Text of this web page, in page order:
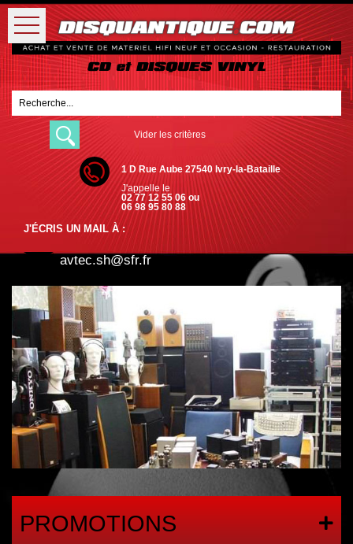
Vider les critères
1 D Rue Aube 27540 Ivry-la-Bataille
J'appelle le
02 77 12 55 06 ou
06 98 95 80 88
J'ÉCRIS UN MAIL À :
avtec.sh@sfr.fr
PROMOTIONS